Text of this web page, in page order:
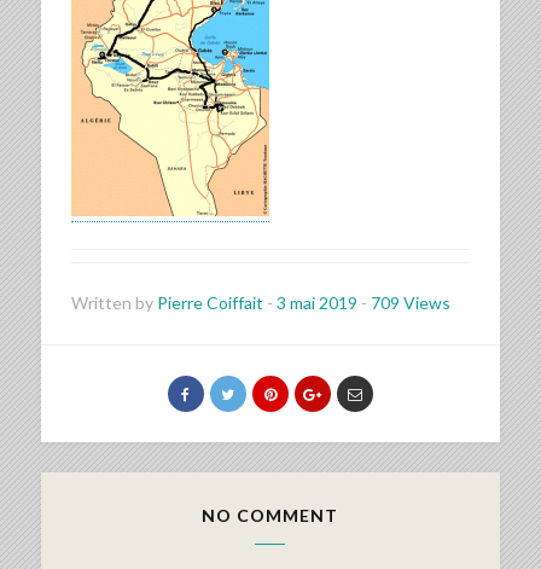
Written by Pierre Coiffait - 3 mai 2019 - 709 Views
NO COMMENT